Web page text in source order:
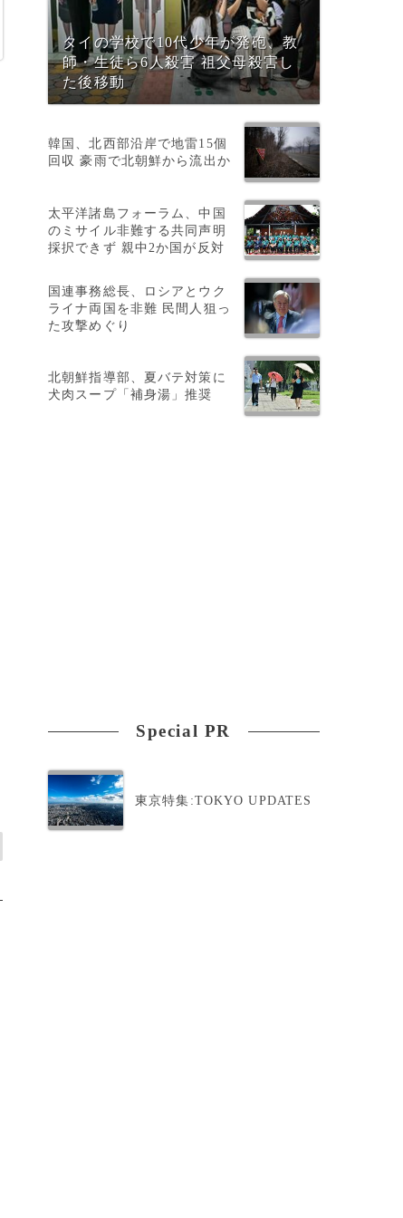
タイの学校で10代少年が発砲、教
師・生徒ら6人殺害 祖父母殺害し
た後移動
韓国、北西部沿岸で地雷15個
回収 豪雨で北朝鮮から流出か
太平洋諸島フォーラム、中国
のミサイル非難する共同声明
採択できず 親中2か国が反対
国連事務総長、ロシアとウク
ライナ両国を非難 民間人狙っ
た攻撃めぐり
北朝鮮指導部、夏バテ対策に
犬肉スープ「補身湯」推奨
Special PR
東京特集:TOKYO UPDATES